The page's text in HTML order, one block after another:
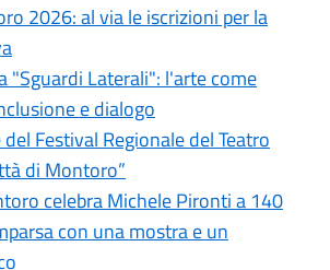
2026: al via le iscrizioni per la
"Sguardi Laterali": l'arte come
e dialogo
del Festival Regionale del Teatro
di Montoro”
celebra Michele Pironti a 140
con una mostra e un